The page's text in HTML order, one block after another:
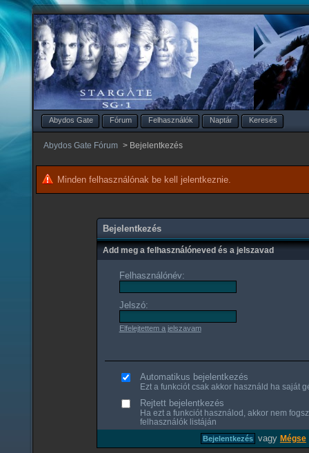
Abydos Gate Fórum Felhasználók Naptár Keresés
Abydos Gate Fórum > Bejelentkezés
Minden felhasználónak be kell jelentkeznie.
Bejelentkezés
Add meg a felhasználóneved és a jelszavad
Felhasználónév:
Jelszó:
Elfelejtettem a jelszavam
Automatikus bejelentkezés
Ezt a funkciót csak akkor használd ha saját
Rejtett bejelentkezés
Ha ezt a funkciót használod, akkor nem
felhasználók listáján
vagy Mégse